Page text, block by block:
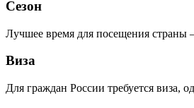
Сезон
Лучшее время для посещения страны
Виза
Для граждан России требуется виза,